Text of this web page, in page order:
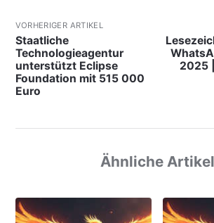
VORHERIGER ARTIKEL
Staatliche
Technologieagentur
unterstützt Eclipse
Foundation mit 515 000
Euro
2025
Ähnliche Artikel